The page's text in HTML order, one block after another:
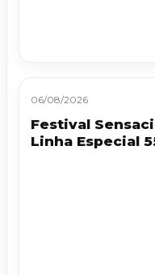
06/08/2026
Festival
Linha Especial